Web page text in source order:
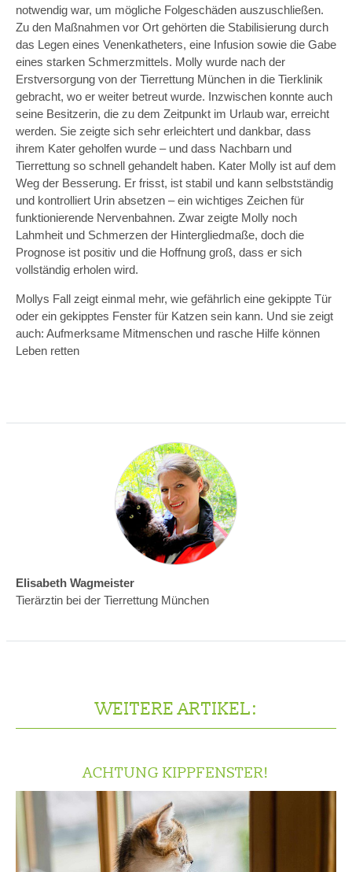
notwendig war, um mögliche Folgeschäden auszuschließen.
Zu den Maßnahmen vor Ort gehörten die Stabilisierung durch
das Legen eines Venenkatheters, eine Infusion sowie die Gabe
eines starken Schmerzmittels. Molly wurde nach der
Erstversorgung von der Tierrettung München in die Tierklinik
gebracht, wo er weiter betreut wurde. Inzwischen konnte auch
seine Besitzerin, die zu dem Zeitpunkt im Urlaub war, erreicht
werden. Sie zeigte sich sehr erleichtert und dankbar, dass
ihrem Kater geholfen wurde – und dass Nachbarn und
Tierrettung so schnell gehandelt haben. Kater Molly ist auf dem
Weg der Besserung. Er frisst, ist stabil und kann selbstständig
und kontrolliert Urin absetzen – ein wichtiges Zeichen für
funktionierende Nervenbahnen. Zwar zeigte Molly noch
Lahmheit und Schmerzen der Hintergliedmaße, doch die
Prognose ist positiv und die Hoffnung groß, dass er sich
vollständig erholen wird.
Mollys Fall zeigt einmal mehr, wie gefährlich eine gekippte Tür
oder ein gekipptes Fenster für Katzen sein kann. Und sie zeigt
auch: Aufmerksame Mitmenschen und rasche Hilfe können
Leben retten
Elisabeth Wagmeister
Tierärztin bei der Tierrettung München
WEITERE ARTIKEL:
ACHTUNG KIPPFENSTER!